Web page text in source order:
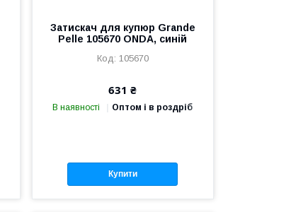
Затискач для купюр Grande
Pelle 105670 ONDA, синій
105670
631 ₴
В наявності Оптом і в роздріб
Купити